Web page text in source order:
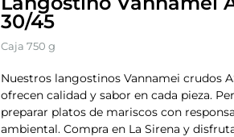
30/45
Caja 750 g
Nuestros langostinos Vannamei crudos
ofrecen calidad y sabor en cada pieza.
preparar platos de mariscos con
ambiental. Compra en La Sirena y